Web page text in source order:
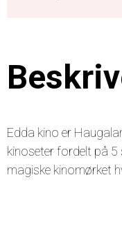
Edda kino er
kinoseter fordelt på 5
magiske kinomørket